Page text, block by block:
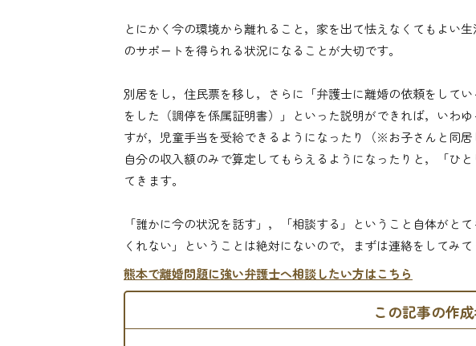
とにかく今の環境から離れること，家を出て怯えなくてもよい
のサポートを得られる状況になることが大切です。
別居をし，住民票を移し，さらに「弁護士に離婚の依頼をして
をした（調停を係属証明書）」といった説明ができれば，いわ
すが，児童手当を受給できるようになったり（※お子さんと同
自分の収入額のみで算定してもらえるようになったりと，「ひ
てきます。
「誰かに今の状況を話す」，「相談する」ということ自体がと
くれない」ということは絶対にないので，まずは連絡をしてみて
熊本で離婚問題に強い弁護士へ相談したい方はこちら
この記事の作